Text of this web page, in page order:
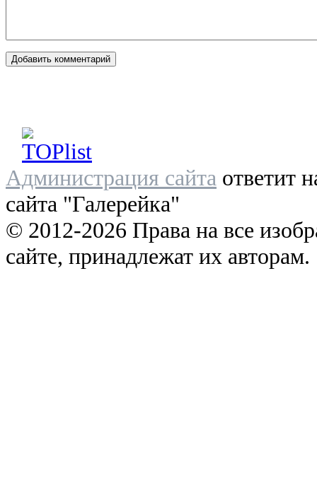
Администрация сайта ответит
сайта "Галерейка"
© 2012-2026 Права на все
сайте, принадлежат их авторам.